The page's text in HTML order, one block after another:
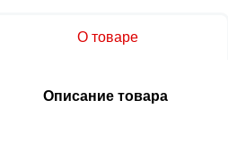
О товаре
Описание товара